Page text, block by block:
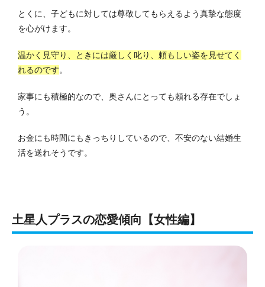
とくに、子どもに対しては尊敬してもらえるよう真摯な態度
を心がけます。
温かく見守り、ときには厳しく叱り、頼もしい姿を見せてく
れるのです。
家事にも積極的なので、奥さんにとっても頼れる存在でしょ
う。
お金にも時間にもきっちりしているので、不安のない結婚生
活を送れそうです。
土星人プラスの恋愛傾向【女性編】